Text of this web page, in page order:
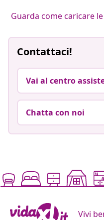
Guarda come caricare
Contattaci!
Vai al centro
Chatta con noi
Vivi